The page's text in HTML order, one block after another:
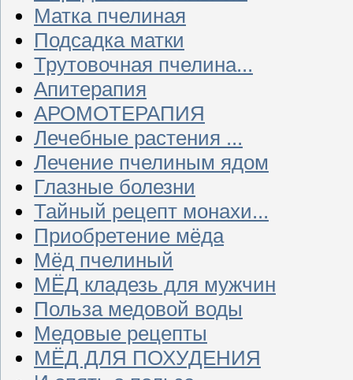
Матка пчелиная
Подсадка матки
Трутовочная пчелина...
Апитерапия
АРОМОТЕРАПИЯ
Лечебные растения ...
Лечение пчелиным ядом
Глазные болезни
Тайный рецепт монахи...
Приобретение мёда
Мёд пчелиный
МЁД кладезь для мужчин
Польза медовой воды
Медовые рецепты
МЁД ДЛЯ ПОХУДЕНИЯ